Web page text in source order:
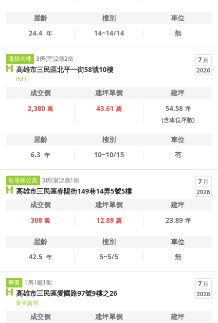
屋齡 樓別
車位
24.4 年 14~14/14 無
電梯大樓 3房(室)2廳2衛
高雄市三民區北平一街58號10樓
INH
7 月
2026
成交價 建坪單價
建坪
2,380 萬 43.61 萬 54.58 坪
(含車位坪數)
屋齡 樓別
車位
6.3 年 10~10/15 有
無電梯公寓 3房(室)2廳1衛
高雄市三民區春陽街149巷14弄5號5樓
7 月
2026
成交價 建坪單價
建坪
308 萬 12.89 萬 23.89 坪
屋齡 樓別
車位
42.5 年 5~5/5 無
華廈 1房1廳1衛
高雄市三民區愛國路97號9樓之26
菁英會館
7 月
2026
成交價 建坪單價
建坪